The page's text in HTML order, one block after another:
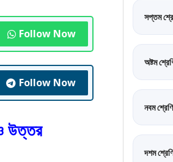
Follow Now
Follow Now
উত্তর
সপ্তম
অষ্টম
নবম
দশম